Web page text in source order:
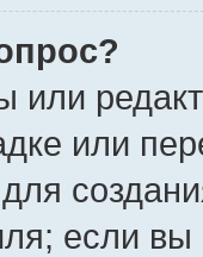
или
или
если